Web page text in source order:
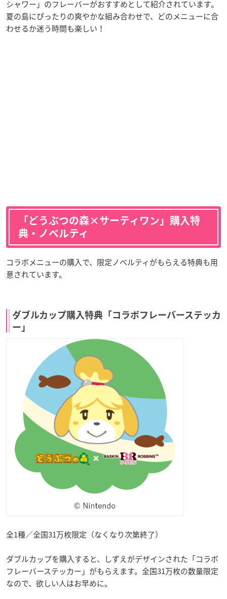
シャワー」のフレーバーがおすすめとして紹介されています。
夏の島にぴったりの爽やかな組み合わせで、どのメニューに合
わせるか迷う時間も楽しい！
「どうぶつの森×サーティワン」購入特
典・ノベルティ
コラボメニューの購入で、限定ノベルティがもらえる特典も用
意されています。
ダブルカップ購入特典「コラボフレーバーステッカ
ー」
全1種／全国31万枚限定（なくなり次第終了）
ダブルカップを購入すると、しずえがデザインされた「コラボ
フレーバーステッカー」がもらえます。全国31万枚の数量限定
なので、欲しい人はお早めに。